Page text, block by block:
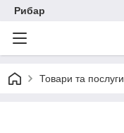
Рибар
Товари та послуги